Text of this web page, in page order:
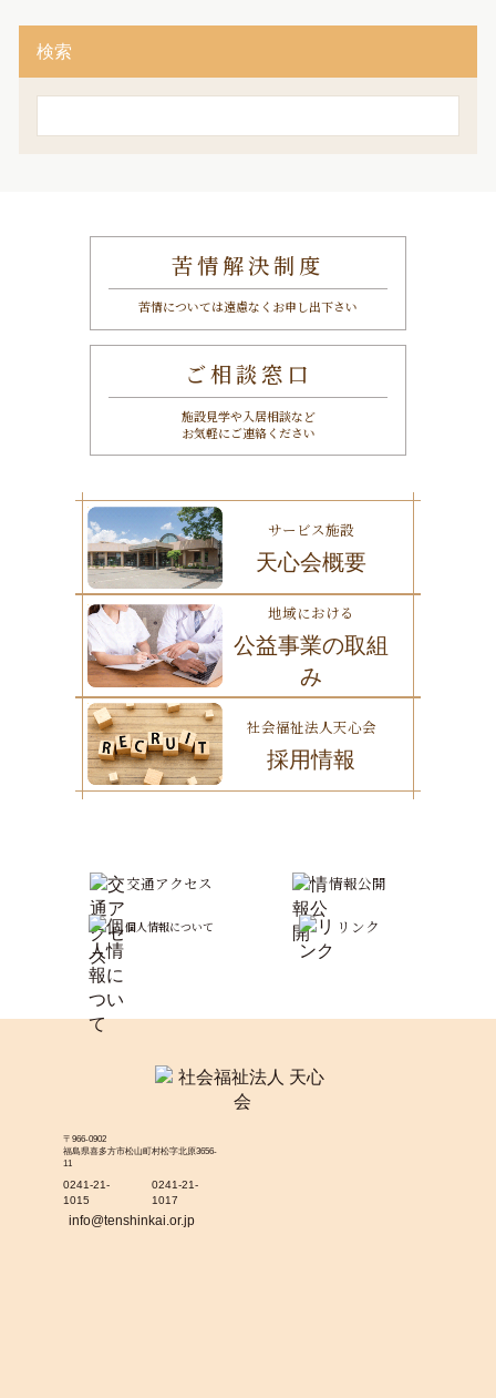
検索
苦情解決制度
苦情については遠慮なくお申し出下さい
ご相談窓口
施設見学や入居相談など
お気軽にご連絡ください
サービス施設
天心会概要
地域における
公益事業の取組
み
社会福祉法人天心会
採用情報
交通アクセス 情報公開
個人情報について リンク
〒966-0902
福島県喜多方市松山町村松字北原3656-
11
0241-21-
1015
0241-21-
1017
info@tenshinkai.or.jp